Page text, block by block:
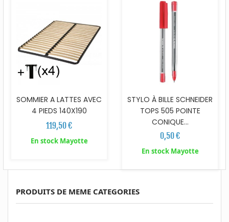
SOMMIER A LATTES AVEC
4 PIEDS 140X190
119,50 €
En stock Mayotte
STYLO À BILLE SCHNEIDER
TOPS 505 POINTE
CONIQUE...
0,50 €
En stock Mayotte
PRODUITS DE MEME CATEGORIES